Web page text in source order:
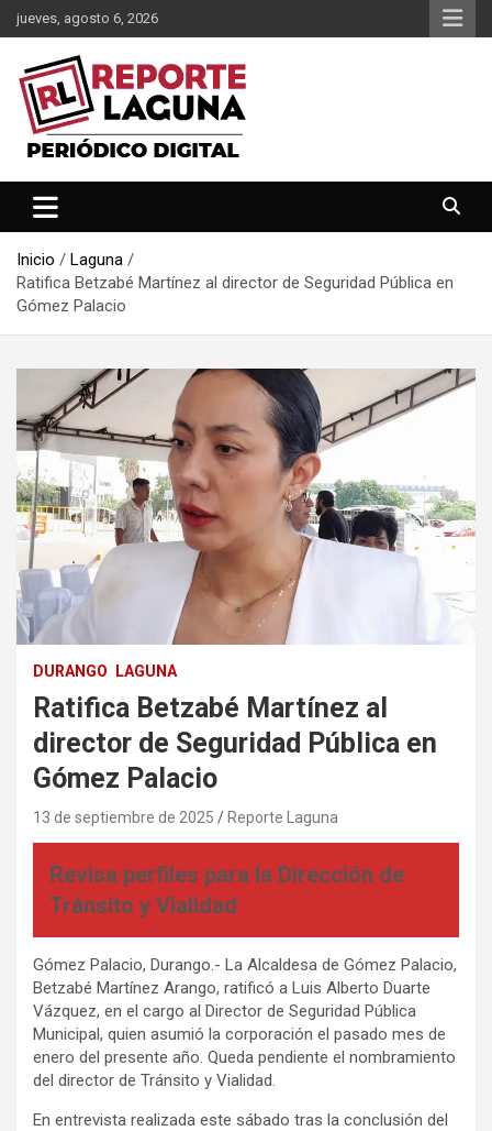
Saltar
al
contenido
jueves, agosto 6, 2026
Reporte Laguna
Inicio
Laguna
Ratifica Betzabé Martínez al director de Seguridad Pública en
Gómez Palacio
DURANGO LAGUNA
Ratifica Betzabé Martínez al
director de Seguridad Pública en
Gómez Palacio
13 de septiembre de 2025 Reporte Laguna
Revisa perfiles para la Dirección de
Tránsito y Vialidad
Gómez Palacio, Durango.- La Alcaldesa de Gómez Palacio,
Betzabé Martínez Arango, ratificó a Luis Alberto Duarte
Vázquez, en el cargo al Director de Seguridad Pública
Municipal, quien asumió la corporación el pasado mes de
enero del presente año. Queda pendiente el nombramiento
del director de Tránsito y Vialidad.
En entrevista realizada este sábado tras la conclusión del